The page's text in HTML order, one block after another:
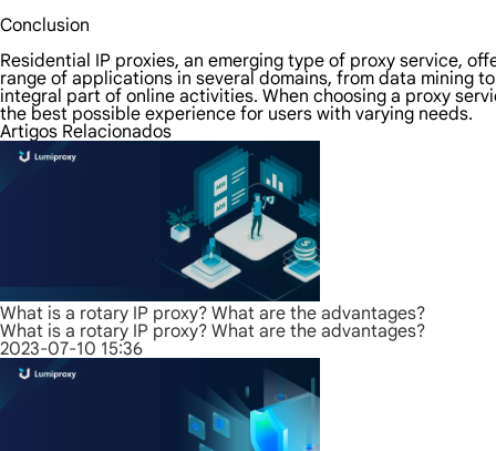
Conclusion
Residential IP proxies, an emerging type of proxy service,
range of applications in several domains, from data mining
integral part of online activities. When choosing a proxy
the best possible experience for users with varying needs.
Artigos Relacionados
What is a rotary IP proxy? What are the advantages?
What is a rotary IP proxy? What are the advantages?
2023-07-10 15:36